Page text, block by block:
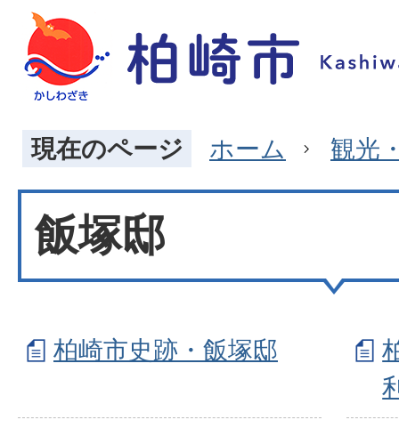
現在のページ ホーム 観光
飯塚邸
柏崎市史跡・飯塚邸